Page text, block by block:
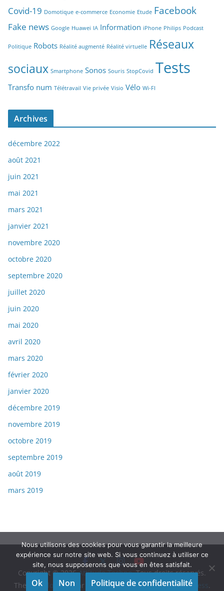
Covid-19 Domotique e-commerce Economie Etude Facebook
Fake news Google Huawei IA Information iPhone Philips Podcast
Politique Robots Réalité augmenté Réalité virtuelle Réseaux
sociaux Smartphone Sonos Souris StopCovid Tests
Transfo num Télétravail Vie privée Visio Vélo Wi-FI
Archives
décembre 2022
août 2021
juin 2021
mai 2021
mars 2021
janvier 2021
novembre 2020
octobre 2020
septembre 2020
juillet 2020
juin 2020
mai 2020
avril 2020
mars 2020
février 2020
janvier 2020
décembre 2019
novembre 2019
octobre 2019
septembre 2019
août 2019
mars 2019
Copyright © 2026Attitude Techno. Tous droits réservés.
ThemeColorMagpar ThemeGrill. Propulsé parWordPress.
Nous utilisons des cookies pour vous garantir la meilleure
expérience sur notre site web. Si vous continuez à utiliser ce
site, nous supposerons que vous en êtes satisfait.
Ok Non Politique de confidentialité